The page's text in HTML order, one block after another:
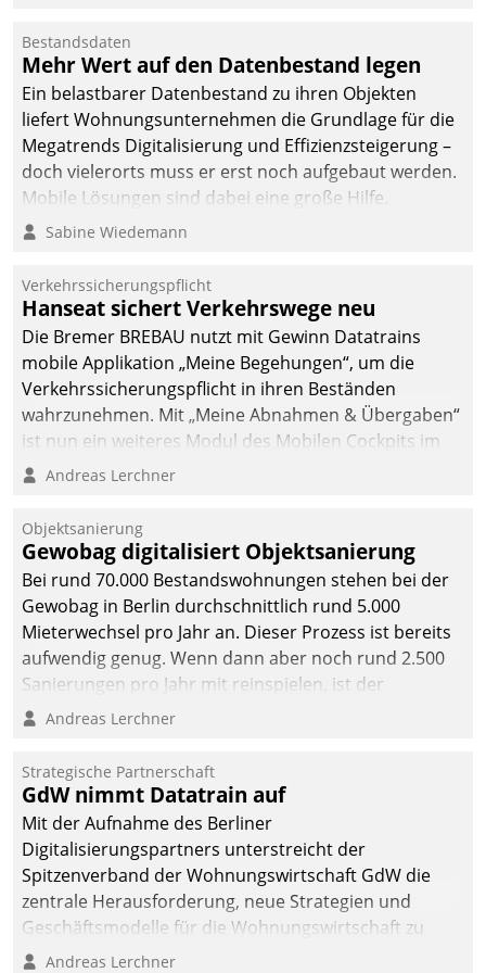
Bestandsdaten
Mehr Wert auf den Datenbestand legen
Ein belastbarer Datenbestand zu ihren Objekten
liefert Wohnungsunternehmen die Grundlage für die
Megatrends Digitalisierung und Effizienzsteigerung –
doch vielerorts muss er erst noch aufgebaut werden.
Mobile Lösungen sind dabei eine große Hilfe.
Sabine Wiedemann
Verkehrssicherungspflicht
Hanseat sichert Verkehrswege neu
Die Bremer BREBAU nutzt mit Gewinn Datatrains
mobile Applikation „Meine Begehungen“, um die
Verkehrssicherungspflicht in ihren Beständen
wahrzunehmen. Mit „Meine Abnahmen & Übergaben“
ist nun ein weiteres Modul des Mobilen Cockpits im
Einsatz.
Andreas Lerchner
Objektsanierung
Gewobag digitalisiert Objektsanierung
Bei rund 70.000 Bestandswohnungen stehen bei der
Gewobag in Berlin durchschnittlich rund 5.000
Mieterwechsel pro Jahr an. Dieser Prozess ist bereits
aufwendig genug. Wenn dann aber noch rund 2.500
Sanierungen pro Jahr mit reinspielen, ist der
Betreuungs- und Organisationsaufwand immens. Im
kommunale Wohnungsbauunternehmen daher
gemeinsam mit der Berliner Datatrain GmbH den
Teilprozess der Objektsanierung digitalisiert.
Andreas Lerchner
Strategische Partnerschaft
GdW nimmt Datatrain auf
Mit der Aufnahme des Berliner
Digitalisierungspartners unterstreicht der
Spitzenverband der Wohnungswirtschaft GdW die
zentrale Herausforderung, neue Strategien und
Geschäftsmodelle für die Wohnungswirtschaft zu
entwickeln.
Andreas Lerchner